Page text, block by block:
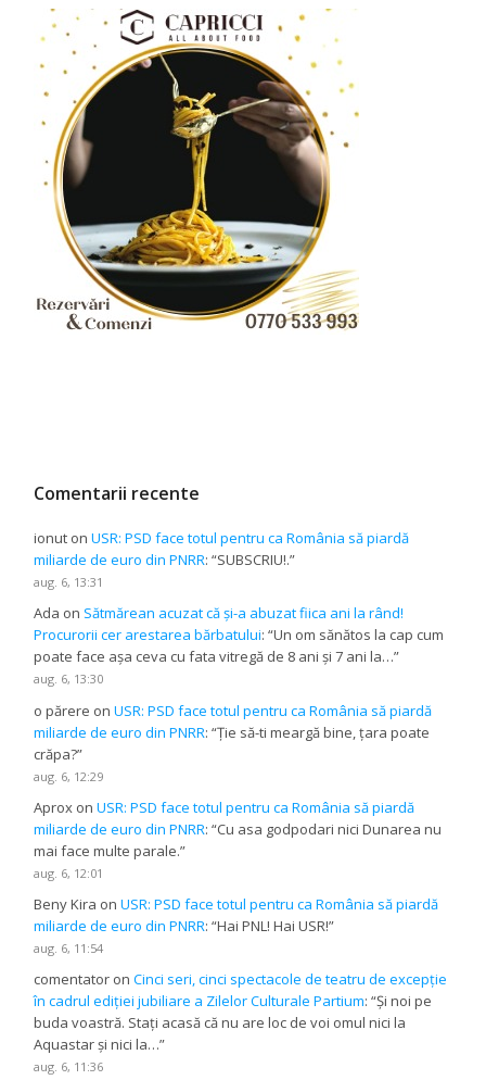
Comentarii recente
ionut onUSR: PSD face totul pentru ca România să piardă
miliarde de euro din PNRR: “SUBSCRIU!.”
aug. 6, 13:31
Ada on Sătmărean acuzat că și-a abuzat fiica ani la rând!
Procurorii cer arestarea bărbatului: “Un om sănătos la cap cum
poate face așa ceva cu fata vitregă de 8 ani și 7 ani la…”
aug. 6, 13:30
o părere onUSR: PSD face totul pentru ca România să piardă
miliarde de euro din PNRR: “Ție să-ti meargă bine, țara poate
crăpa?”
aug. 6, 12:29
Aprox onUSR: PSD face totul pentru ca România să piardă
miliarde de euro din PNRR: “Cu asa godpodari nici Dunarea nu
mai face multe parale.”
aug. 6, 12:01
Beny Kira onUSR: PSD face totul pentru ca România să piardă
miliarde de euro din PNRR: “Hai PNL! Hai USR!”
aug. 6, 11:54
comentator onCinci seri, cinci spectacole de teatru de excepție
în cadrul ediției jubiliare a Zilelor Culturale Partium: “Și noi pe
buda voastră. Stați acasă că nu are loc de voi omul nici la
Aquastar și nici la…”
aug. 6, 11:36